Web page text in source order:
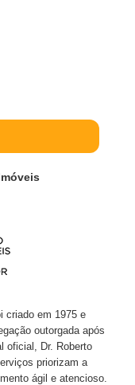
criado em 1975 e
outorgada após
oficial, Dr. Roberto
priorizam a
ágil e atencioso.